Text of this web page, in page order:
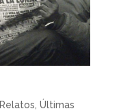
Relatos Últimas